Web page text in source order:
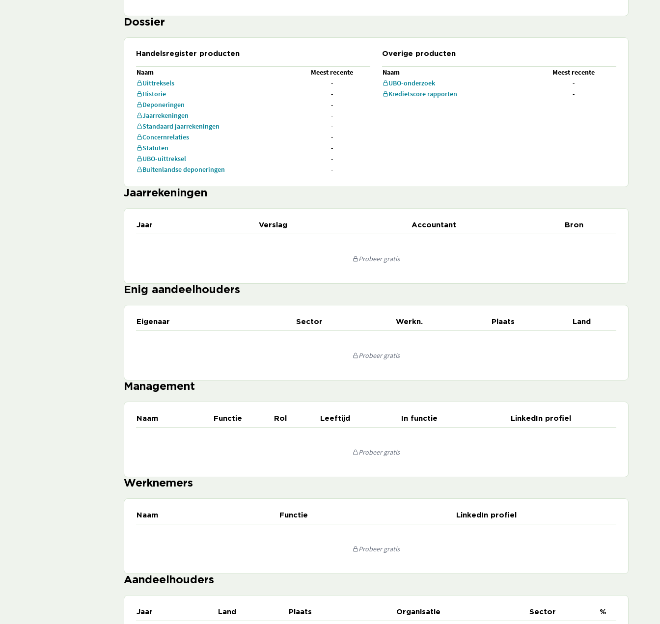
Dossier
Handelsregister producten
Naam
Meest recente
Uittreksels
-
Historie
-
Deponeringen
-
Jaarrekeningen
-
Standaard jaarrekeningen
-
Concernrelaties
-
Statuten
-
UBO-uittreksel
-
Buitenlandse deponeringen
-
Overige producten
Naam
Meest recente
UBO-onderzoek
-
Kredietscore rapporten
-
Jaarrekeningen
Jaar Verslag Accountant Bron
Probeer gratis
Enig aandeelhouders
Eigenaar Sector Werkn. Plaats Land
Probeer gratis
Management
Naam Functie Rol Leeftijd In functie LinkedIn profiel
Probeer gratis
Werknemers
Naam Functie LinkedIn profiel
Probeer gratis
Aandeelhouders
Jaar Land Plaats Organisatie Sector %